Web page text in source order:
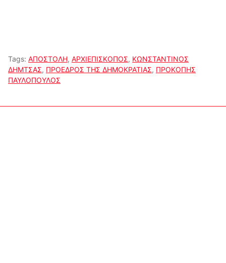
Tags: ΑΠΟΣΤΟΛΗ, ΑΡΧΙΕΠΙΣΚΟΠΟΣ, ΚΩΝΣΤΑΝΤΙΝΟΣ
ΔΗΜΤΣΑΣ, ΠΡΟΕΔΡΟΣ ΤΗΣ ΔΗΜΟΚΡΑΤΙΑΣ, ΠΡΟΚΟΠΗΣ
ΠΑΥΛΟΠΟΥΛΟΣ